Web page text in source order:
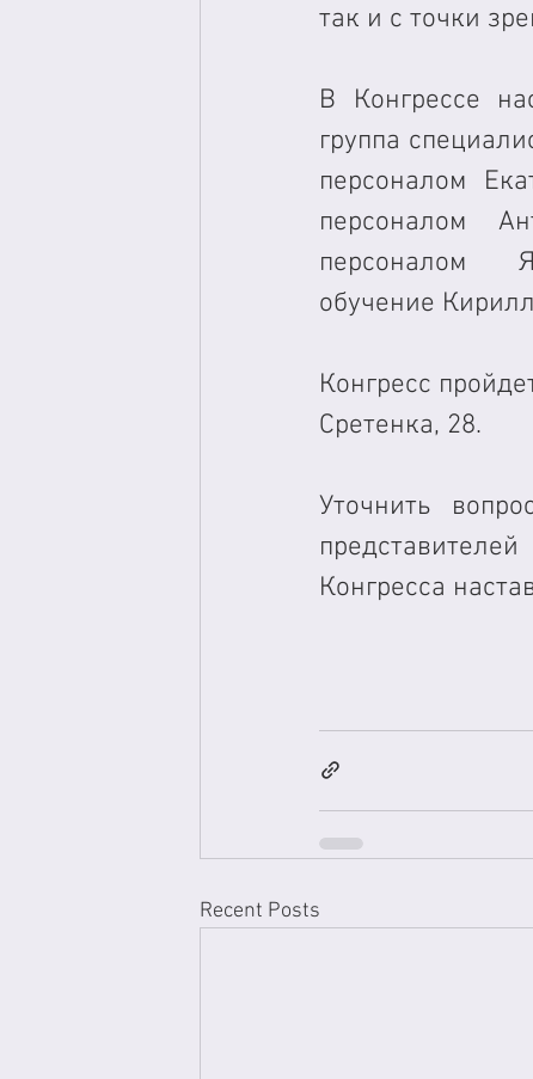
так и с точки
В Конгрессе
группа
персоналом
персоналом
персоналом
обучение
Конгресс
Сретенка, 28.
Уточнить
Конгресса
Recent Posts